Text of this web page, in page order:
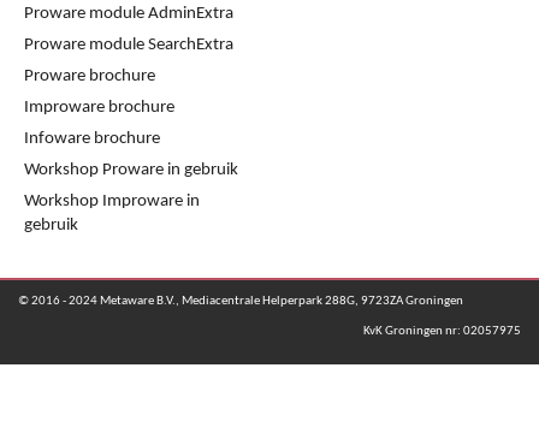
Proware module AdminExtra
Proware module SearchExtra
Proware brochure
Improware brochure
Infoware brochure
Workshop Proware in gebruik
Workshop Improware in
gebruik
© 2016 - 2024 Metaware B.V., Mediacentrale Helperpark 288G, 9723ZA Groningen
KvK Groningen nr: 02057975